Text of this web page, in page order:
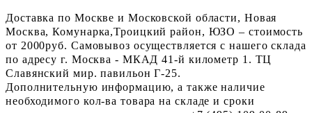
Доставка по Москве и Московской области, Новая
Москва, Комунарка,Троицкий район, ЮЗО – стоимость
от 2000руб. Самовывоз осуществляется с нашего склада
по адресу г. Москва - МКАД 41-й километр 1. ТЦ
Славянский мир. павильон Г-25.
Дополнительную информацию, а также наличие
необходимого кол-ва товара на складе и сроки